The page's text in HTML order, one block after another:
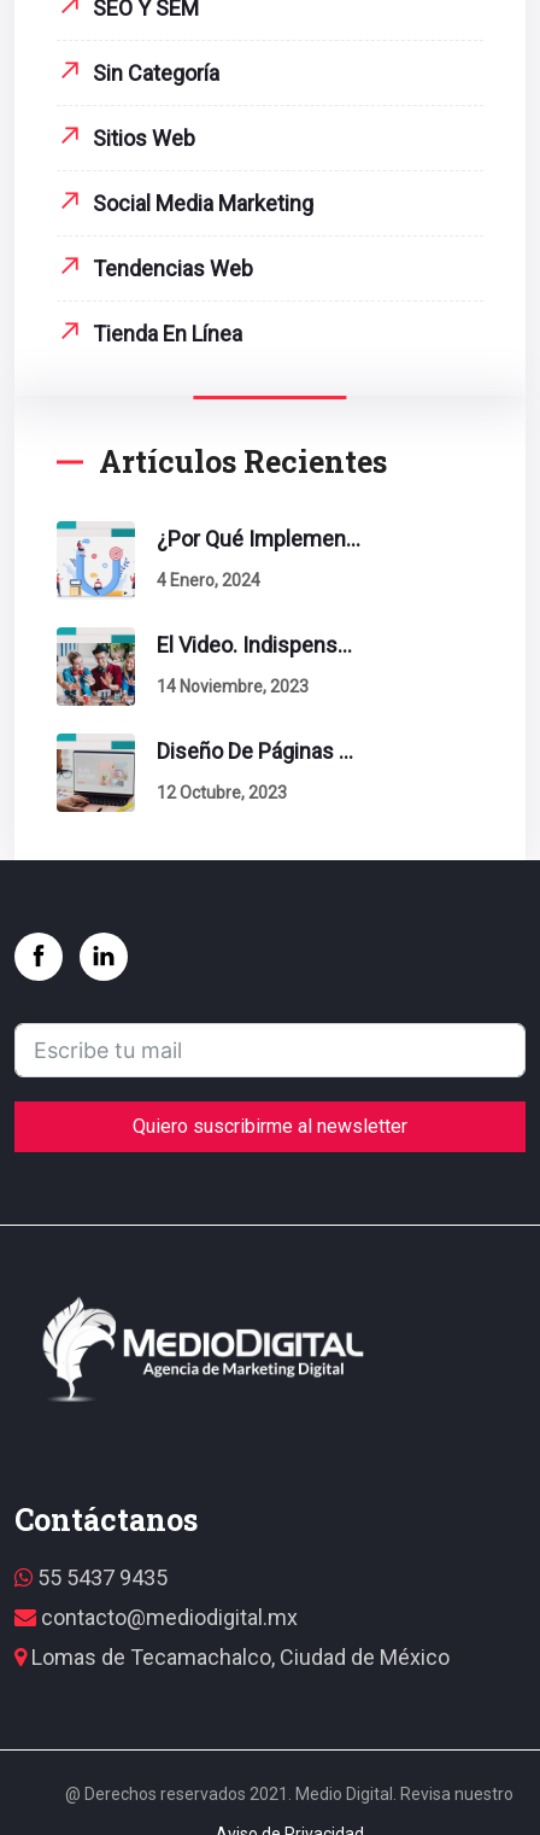
SEO Y SEM
Sin Categoría
Sitios Web
Social Media Marketing
Tendencias Web
Tienda En Línea
Artículos Recientes
¿Por Qué Implementar La Metodología Inbound Marketing En Tu Empresa?
4 Enero, 2024
El Video. Indispensable En Tu Estrategia De Contenidos.
14 Noviembre, 2023
Diseño De Páginas Web. Esto Debe Tener Un Sitio Exitoso.
12 Octubre, 2023
Quiero suscribirme al newsletter
Contáctanos
55 5437 9435
contacto@mediodigital.mx
Lomas de Tecamachalco, Ciudad de México
@ Derechos reservados 2021. Medio Digital. Revisa nuestro